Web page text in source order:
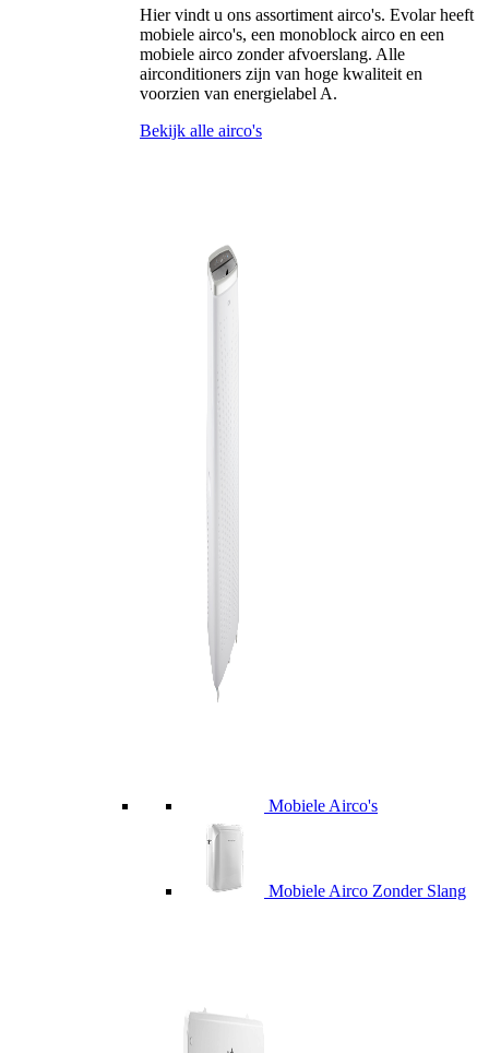
Hier vindt u ons assortiment airco's. Evolar heeft
mobiele airco's, een monoblock airco en een
mobiele airco zonder afvoerslang. Alle
airconditioners zijn van hoge kwaliteit en
voorzien van energielabel A.
Bekijk alle airco's
Mobiele Airco's
Mobiele Airco Zonder Slang